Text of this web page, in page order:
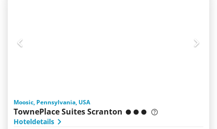
Moosic, Pennsylvania, USA
TownePlace Suites Scranton
Hoteldetails